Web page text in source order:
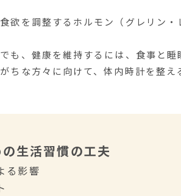
欲を調整するホルモン（グレリン
も、健康を維持するには、食事と睡
ちな方々に向けて、体内時計を整
生活習慣の工夫
る影響